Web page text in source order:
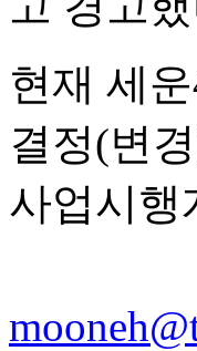
현재 세
결정(변
사업시행